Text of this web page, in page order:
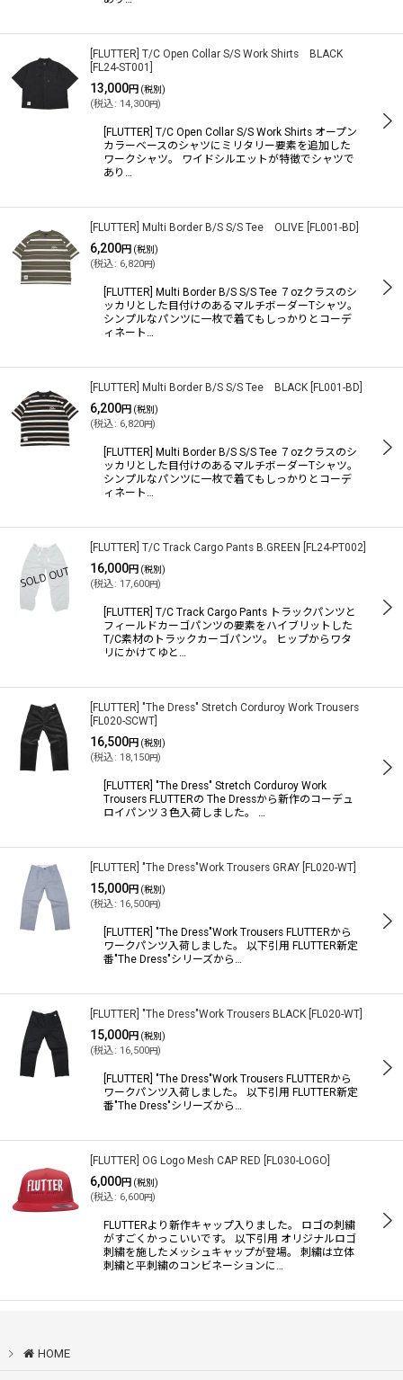
[FLUTTER] T/C Open Collar S/S Work Shirts BLACK
FL24-ST001
13,000円 (税別)
(税込: 14,300円)
[FLUTTER] T/C Open Collar S/S Work Shirts オープン
カラーベースのシャツにミリタリー要素を追加した
ワークシャツ。 ワイドシルエットが特徴でシャツで
あり…
[FLUTTER] Multi Border B/S S/S Tee OLIVE FL001-BD
6,200円 (税別)
(税込: 6,820円)
[FLUTTER] Multi Border B/S S/S Tee ７ozクラスのシ
ッカリとした目付けのあるマルチボーダーTシャツ。
シンプルなパンツに一枚で着てもしっかりとコーデ
ィネート…
[FLUTTER] Multi Border B/S S/S Tee BLACK FL001-BD
6,200円 (税別)
(税込: 6,820円)
[FLUTTER] Multi Border B/S S/S Tee ７ozクラスのシ
ッカリとした目付けのあるマルチボーダーTシャツ。
シンプルなパンツに一枚で着てもしっかりとコーデ
ィネート…
[FLUTTER] T/C Track Cargo Pants B.GREEN FL24-PT002
16,000円 (税別)
(税込: 17,600円)
[FLUTTER] T/C Track Cargo Pants トラックパンツと
フィールドカーゴパンツの要素をハイブリットした
T/C素材のトラックカーゴパンツ。 ヒップからワタ
リにかけてゆと…
[FLUTTER] "The Dress" Stretch Corduroy Work Trousers
FL020-SCWT
16,500円 (税別)
(税込: 18,150円)
[FLUTTER] "The Dress" Stretch Corduroy Work
Trousers FLUTTERの The Dressから新作のコーデュ
ロイパンツ３色入荷しました。 …
[FLUTTER] "The Dress"Work Trousers GRAY FL020-WT
15,000円 (税別)
(税込: 16,500円)
[FLUTTER] "The Dress"Work Trousers FLUTTERから
ワークパンツ入荷しました。 以下引用 FLUTTER新定
番"The Dress"シリーズから…
[FLUTTER] "The Dress"Work Trousers BLACK FL020-WT
15,000円 (税別)
(税込: 16,500円)
[FLUTTER] "The Dress"Work Trousers FLUTTERから
ワークパンツ入荷しました。 以下引用 FLUTTER新定
番"The Dress"シリーズから…
[FLUTTER] OG Logo Mesh CAP RED FL030-LOGO
6,000円 (税別)
(税込: 6,600円)
FLUTTERより新作キャップ入りました。 ロゴの刺繍
がすごくかっこいいです。 以下引用 オリジナルロゴ
刺繍を施したメッシュキャップが登場。 刺繍は立体
刺繍と平刺繍のコンビネーションに…
HOME